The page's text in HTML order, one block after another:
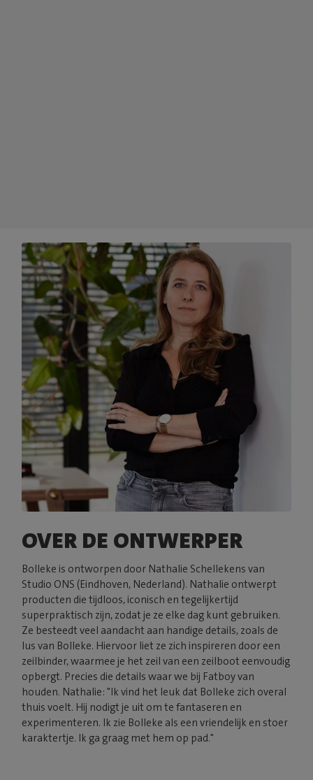
OVER DE ONTWERPER
Bolleke is ontworpen door Nathalie Schellekens van
Studio ONS (Eindhoven, Nederland). Nathalie ontwerpt
producten die tijdloos, iconisch en tegelijkertijd
superpraktisch zijn, zodat je ze elke dag kunt gebruiken.
Ze besteedt veel aandacht aan handige details, zoals de
lus van Bolleke. Hiervoor liet ze zich inspireren door een
zeilbinder, waarmee je het zeil van een zeilboot eenvoudig
opbergt. Precies die details waar we bij Fatboy van
houden. Nathalie: "Ik vind het leuk dat Bolleke zich overal
thuis voelt. Hij nodigt je uit om te fantaseren en
experimenteren. Ik zie Bolleke als een vriendelijk en stoer
karaktertje. Ik ga graag met hem op pad."